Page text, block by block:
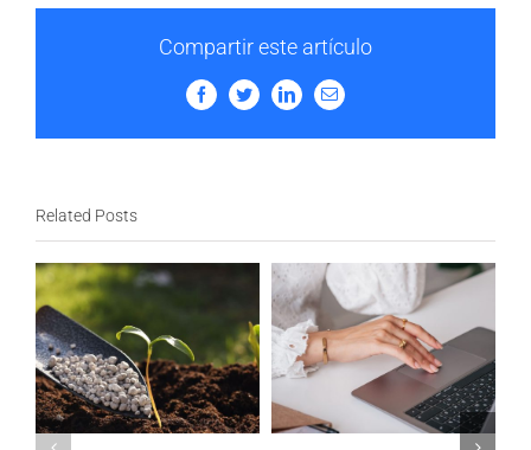
Compartir este artículo
FacebookTwitterLinkedInEmail
Related Posts